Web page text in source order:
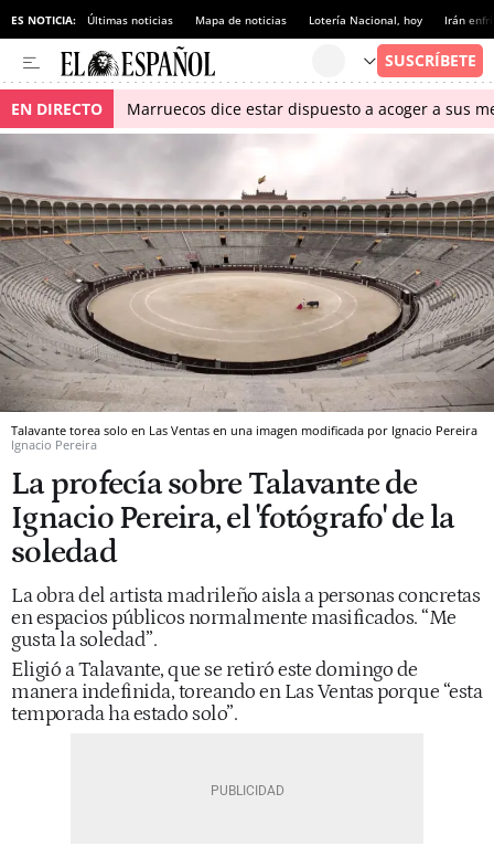
ES NOTICIA: Últimas noticias Mapa de noticias Lotería Nacional, hoy Irán
EN DIRECTO Marruecos dice estar dispuesto a acoger a sus
Talavante torea solo en Las Ventas en una imagen modificada por Ignacio Pereira
Ignacio Pereira
La profecía sobre Talavante de
Ignacio Pereira, el 'fotógrafo' de la
soledad
La obra del artista madrileño aisla a personas concretas
en espacios públicos normalmente masificados. “Me
gusta la soledad”.
Eligió a Talavante, que se retiró este domingo de
manera indefinida, toreando en Las Ventas porque “esta
temporada ha estado solo”.